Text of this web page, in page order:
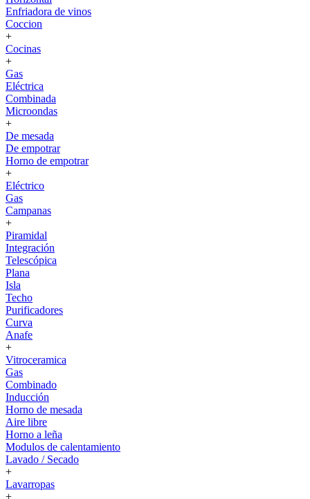
Enfriadora de vinos
Coccion
+
Cocinas
+
Gas
Eléctrica
Combinada
Microondas
+
De mesada
De empotrar
Horno de empotrar
+
Eléctrico
Gas
Campanas
+
Piramidal
Integración
Telescópica
Plana
Isla
Techo
Purificadores
Curva
Anafe
+
Vitroceramica
Gas
Combinado
Inducción
Horno de mesada
Aire libre
Horno a leña
Modulos de calentamiento
Lavado / Secado
+
Lavarropas
+